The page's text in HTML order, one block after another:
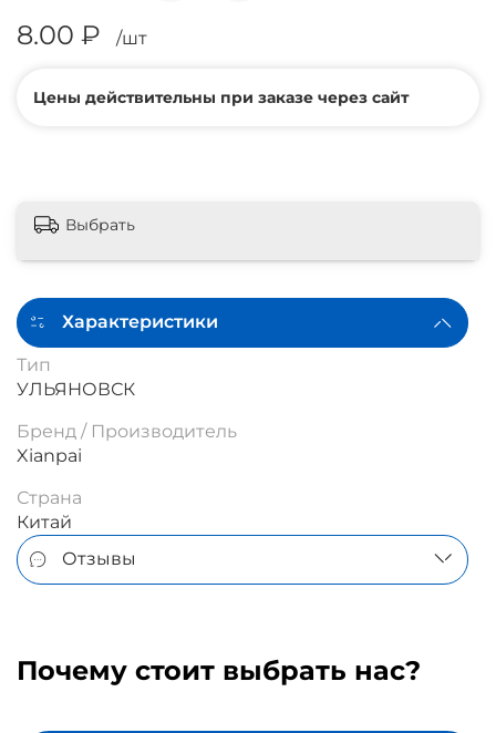
8.00 ₽ /шт
Цены действительны при заказе через сайт
Выбрать
Характеристики
Тип
УЛЬЯНОВСК
Бренд / Производитель
Xianpai
Страна
Китай
Отзывы
Почему стоит выбрать нас?